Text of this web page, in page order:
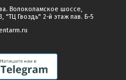
Волоколамское шоссе,
"ТЦ Гвоздь" 2-й этаж пав. Б-5